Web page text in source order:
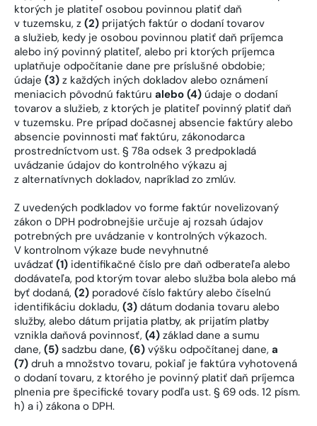
ktorých je platiteľ osobou povinnou platiť daň
v tuzemsku, z (2) prijatých faktúr o dodaní tovarov
a služieb, kedy je osobou povinnou platiť daň príjemca
alebo iný povinný platiteľ, alebo pri ktorých príjemca
uplatňuje odpočítanie dane pre príslušné obdobie;
údaje (3) z každých iných dokladov alebo oznámení
meniacich pôvodnú faktúru alebo (4) údaje o dodaní
tovarov a služieb, z ktorých je platiteľ povinný platiť daň
v tuzemsku. Pre prípad dočasnej absencie faktúry alebo
absencie povinnosti mať faktúru, zákonodarca
prostredníctvom ust. § 78a odsek 3 predpokladá
uvádzanie údajov do kontrolného výkazu aj
z alternatívnych dokladov, napríklad zo zmlúv.
Z uvedených podkladov vo forme faktúr novelizovaný
zákon o DPH podrobnejšie určuje aj rozsah údajov
potrebných pre uvádzanie v kontrolných výkazoch.
V kontrolnom výkaze bude nevyhnutné
uvádzať (1) identifikačné číslo pre daň odberateľa alebo
dodávateľa, pod ktorým tovar alebo služba bola alebo má
byť dodaná, (2) poradové číslo faktúry alebo číselnú
identifikáciu dokladu, (3) dátum dodania tovaru alebo
služby, alebo dátum prijatia platby, ak prijatím platby
vznikla daňová povinnosť, (4) základ dane a sumu
dane, (5) sadzbu dane, (6) výšku odpočítanej dane, a
(7) druh a množstvo tovaru, pokiaľ je faktúra vyhotovená
o dodaní tovaru, z ktorého je povinný platiť daň príjemca
plnenia pre špecifické tovary podľa ust. § 69 ods. 12 písm.
h) a i) zákona o DPH.